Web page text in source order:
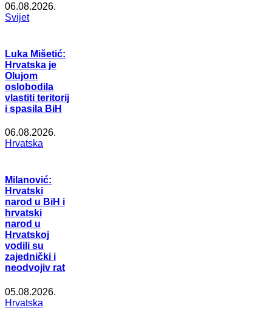
06.08.2026.
Svijet
Luka Mišetić:
Hrvatska je
Olujom
oslobodila
vlastiti teritorij
i spasila BiH
06.08.2026.
Hrvatska
Milanović:
Hrvatski
narod u BiH i
hrvatski
narod u
Hrvatskoj
vodili su
zajednički i
neodvojiv rat
05.08.2026.
Hrvatska